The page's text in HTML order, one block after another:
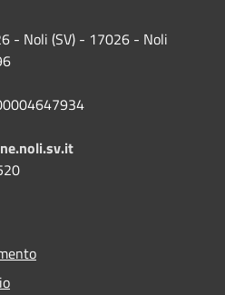
- Noli (SV) - 17026 - Noli